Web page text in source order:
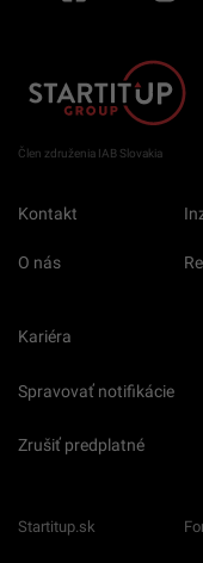
Člen združenia IAB Slovakia
Kontakt
O nás
Kariéra
Spravovať notifikácie
Zrušiť predplatné
Startitup.sk